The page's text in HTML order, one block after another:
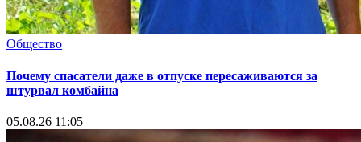
Общество
Почему спасатели даже в отпуске пересаживаются за
штурвал комбайна
05.08.26 11:05